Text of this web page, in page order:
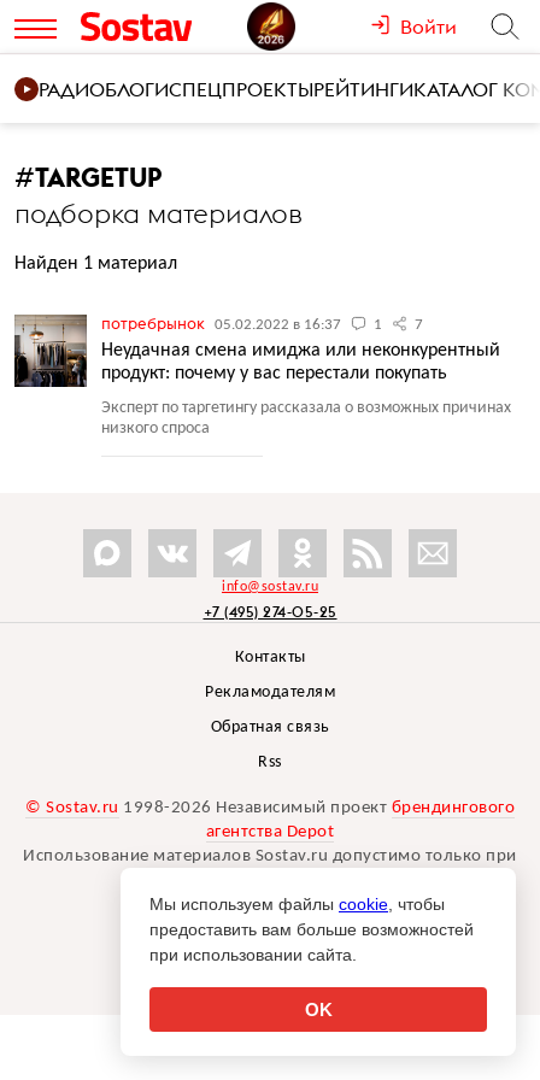
Войти
РАДИОБЛОГИСПЕЦПРОЕКТЫРЕЙТИНГИКАТАЛОГ
#TARGETUP
подборка материалов
Найден 1 материал
потребрынок 05.02.2022 в 16:37 1 7
Неудачная смена имиджа или неконкурентный
продукт: почему у вас перестали покупать
Эксперт по таргетингу рассказала о возможных причинах
низкого спроса
info@sostav.ru
+7 (495) 274-05-25
Контакты
Рекламодателям
Обратная связь
Rss
© Sostav.ru 1998-2026 Независимый проект брендингового
агентства Depot
Использование материалов Sostav.ru допустимо только при
Дизайн сайта -Liqium.
18+
Мы используем файлы cookie , чтобы
предоставить вам больше возможностей
при использовании сайта.
OK